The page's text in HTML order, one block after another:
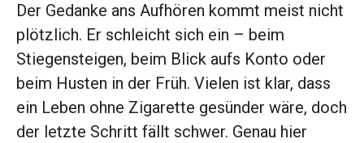
Der Gedanke ans Aufhören kommt meist nicht
plötzlich. Er schleicht sich ein – beim
Stiegensteigen, beim Blick aufs Konto oder
beim Husten in der Früh. Vielen ist klar, dass
ein Leben ohne Zigarette gesünder wäre, doch
der letzte Schritt fällt schwer. Genau hier